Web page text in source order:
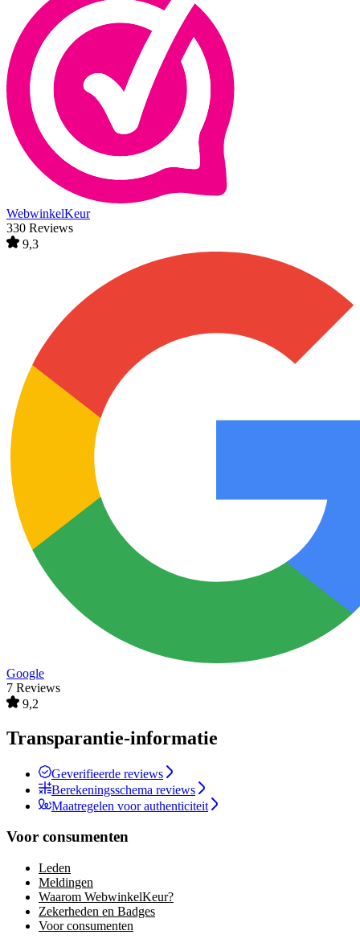
WebwinkelKeur
330 Reviews
9,3
Google
7 Reviews
9,2
Transparantie-informatie
Geverifieerde reviews
Berekeningsschema reviews
Maatregelen voor authenticiteit
Voor consumenten
Leden
Meldingen
Waarom WebwinkelKeur?
Zekerheden en Badges
Voor consumenten